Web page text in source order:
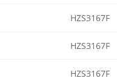
HZS3167F
HZS3167F
HZS3167F